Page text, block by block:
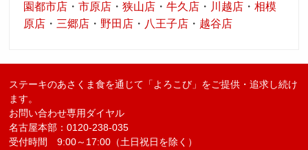
園都市店 ・市原店 ・狭山店 ・牛久店 ・ 川越店 ・相模
原店 ・ 三郷店 ・ 野田店 ・ 八王子店 ・ 越谷店
ステーキのあさくま食を通じて「よろこび」をご提供・追求し続け
ます。
お問い合わせ専用ダイヤル
名古屋本部：0120-238-035
受付時間 9:00～17:00（土日祝日を除く）